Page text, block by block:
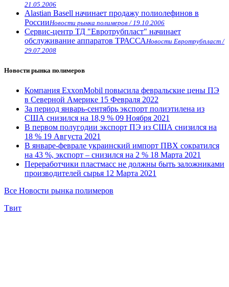
21.05.2006
Alastian Basell начинает продажу полиолефинов в
РоссииНовости рынка полимеров / 19.10.2006
Сервис-центр ТД "Евротрубпласт" начинает
обслуживание аппаратов ТРАССАНовости Евротрубпласт /
29.07.2008
Новости рынка полимеров
Компания ExxonMobil повысила февральские цены ПЭ
в Северной Америке 15 Февраля 2022
За период январь-сентябрь экспорт полиэтилена из
США снизился на 18,9 % 09 Ноября 2021
В первом полугодии экспорт ПЭ из США снизился на
18 % 19 Августа 2021
В январе-феврале украинский импорт ПВХ сократился
на 43 %, экспорт – снизился на 2 % 18 Марта 2021
Переработчики пластмасс не должны быть заложниками
производителей сырья 12 Марта 2021
Все Новости рынка полимеров
Tвит